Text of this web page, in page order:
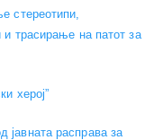
стереотипи,
и трасирање на патот за
херој”
расправа за